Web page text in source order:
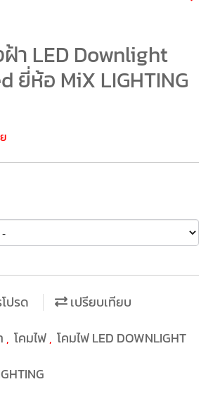
า LED Downlight
ยี่ห้อ MiX LIGHTING
ปรด เปรียบเทียบ
, โคมไฟ , โคมไฟ LED DOWNLIGHT